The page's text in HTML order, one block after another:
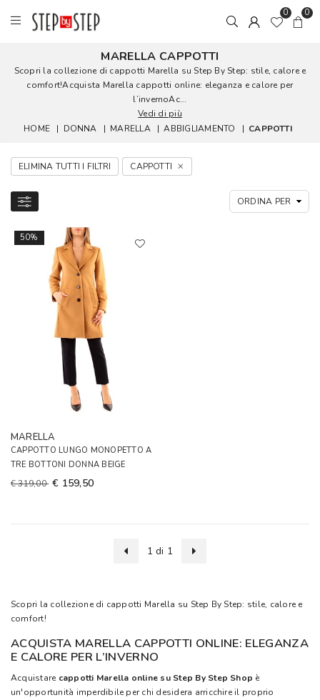
0 0
MARELLA CAPPOTTI
Scopri la collezione di cappotti Marella su Step By Step: stile, calore e
comfort!Acquista Marella cappotti online: eleganza e calore per
l’invernoAc...
Vedi di più
HOME
| DONNA | MARELLA | ABBIGLIAMENTO | CAPPOTTI
ELIMINA TUTTI I FILTRI CAPPOTTI
50%
MARELLA
CAPPOTTO LUNGO MONOPETTO A
TRE BOTTONI DONNA BEIGE
€ 319,00 € 159,50
1 di 1
Scopri la collezione di cappotti Marella su Step By Step: stile, calore e
comfort!
ACQUISTA MARELLA CAPPOTTI ONLINE: ELEGANZA
E CALORE PER L’INVERNO
Acquistare cappotti Marella online su Step By Step Shop è
un'opportunità imperdibile per chi desidera arricchire il proprio